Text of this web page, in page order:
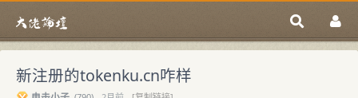
新注册的tokenku.cn咋样